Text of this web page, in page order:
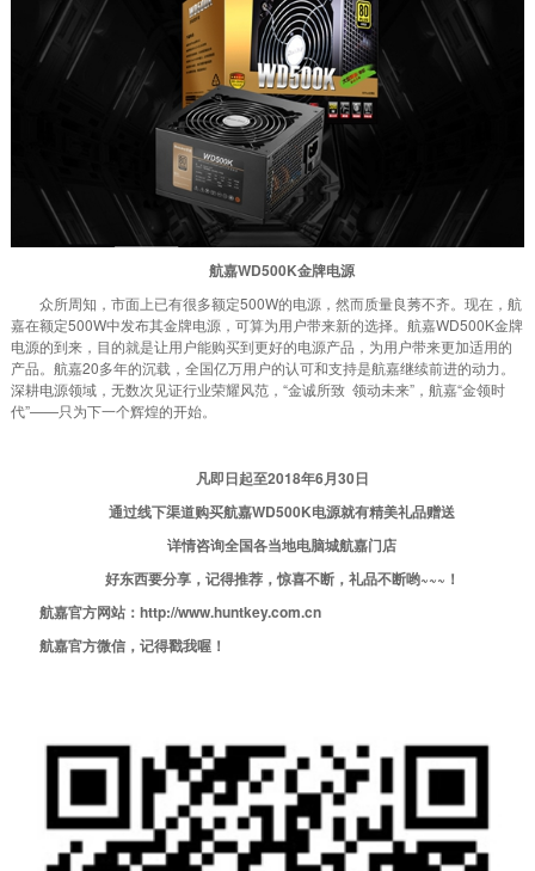
航嘉WD500K金牌电源
众所周知，市面上已有很多额定500W的电源，然而质量良莠不齐。现在，航
嘉在额定500W中发布其金牌电源，可算为用户带来新的选择。航嘉WD500K金牌
电源的到来，目的就是让用户能购买到更好的电源产品，为用户带来更加适用的
产品。航嘉20多年的沉载，全国亿万用户的认可和支持是航嘉继续前进的动力。
深耕电源领域，无数次见证行业荣耀风范，“金诚所致 领动未来”，航嘉“金领时
代”——只为下一个辉煌的开始。
凡即日起至2018年6月30日
通过线下渠道购买航嘉WD500K电源就有精美礼品赠送
详情咨询全国各当地电脑城航嘉门店
好东西要分享， 记得推荐，惊喜不断，礼品不断哟~~~！
航嘉官方网站：http://www.huntkey.com.cn
航嘉官方微信，记得戳我喔！